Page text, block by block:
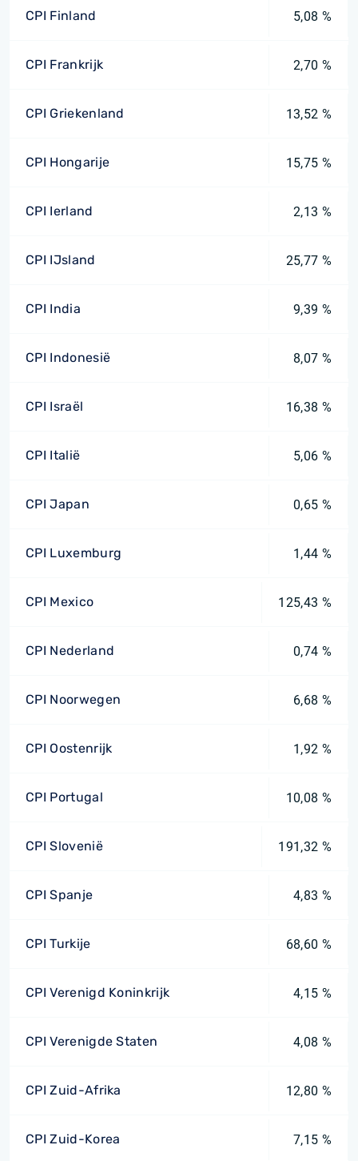
CPI Finland 5,08 %
CPI Frankrijk 2,70 %
CPI Griekenland 13,52 %
CPI Hongarije 15,75 %
CPI Ierland 2,13 %
CPI IJsland 25,77 %
CPI India 9,39 %
CPI Indonesië 8,07 %
CPI Israël 16,38 %
CPI Italië 5,06 %
CPI Japan 0,65 %
CPI Luxemburg 1,44 %
CPI Mexico 125,43 %
CPI Nederland 0,74 %
CPI Noorwegen 6,68 %
CPI Oostenrijk 1,92 %
CPI Portugal 10,08 %
CPI Slovenië 191,32 %
CPI Spanje 4,83 %
CPI Turkije 68,60 %
CPI Verenigd Koninkrijk 4,15 %
CPI Verenigde Staten 4,08 %
CPI Zuid-Afrika 12,80 %
CPI Zuid-Korea 7,15 %